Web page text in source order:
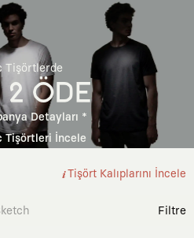
Tişörtlerde
2 ÖDE
Detayları *
Tişörtleri İncele
Tişört Kalıplarını İncele
Filtre